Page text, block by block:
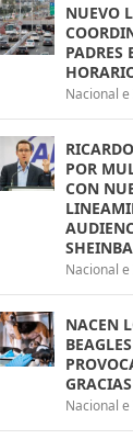
NUEVO
PADRES
Nacional
POR
CON
Nacional
NACEN
Nacional